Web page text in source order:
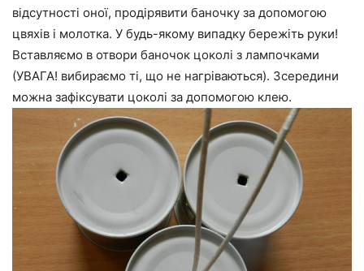
відсутності оної, продірявити баночку за допомогою
цвяхів і молотка. У будь-якому випадку бережіть руки!
Вставляємо в отвори баночок цоколі з лампочками
(УВАГА! вибираємо ті, що не нагріваються). Зсередини
можна зафіксувати цоколі за допомогою клею.